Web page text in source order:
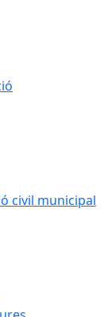
civil municipal